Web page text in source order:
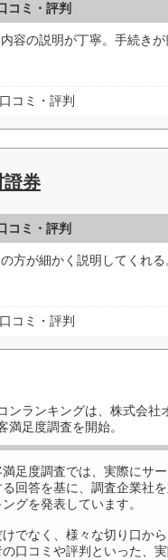
コミ・評判
容の説明が丁寧。手続きが
コミ・評判
證券
コミ・評判
方が細かく説明してくれ
コミ・評判
ンランキングは、株式会社
満足度調査を開始。
足度調査では、実際にサ
回答を基に、調査企業社
ングを発表しています。
でなく、様々な切り口から
口コミや評判といった、